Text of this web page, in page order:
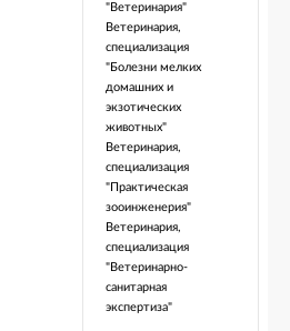
"Ветеринария"
Ветеринария,
специализация
"Болезни мелких
домашних и
экзотических
животных"
Ветеринария,
специализация
"Практическая
зооинженерия"
Ветеринария,
специализация
"Ветеринарно-
санитарная
экспертиза"